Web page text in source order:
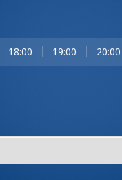
18:00 19:00 20:00